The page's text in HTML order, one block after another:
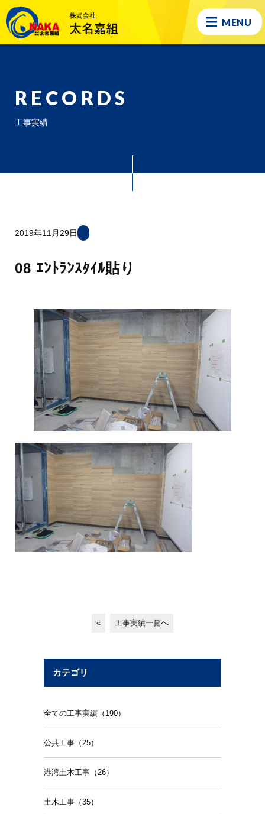
MENU
RECORDS
工事実績
2019年11月29日
08 ｴﾝﾄﾗﾝｽﾀｲﾙ貼り
« 工事実績一覧へ
カテゴリ
全ての工事実績（190）
公共工事（25）
港湾土木工事（26）
土木工事（35）